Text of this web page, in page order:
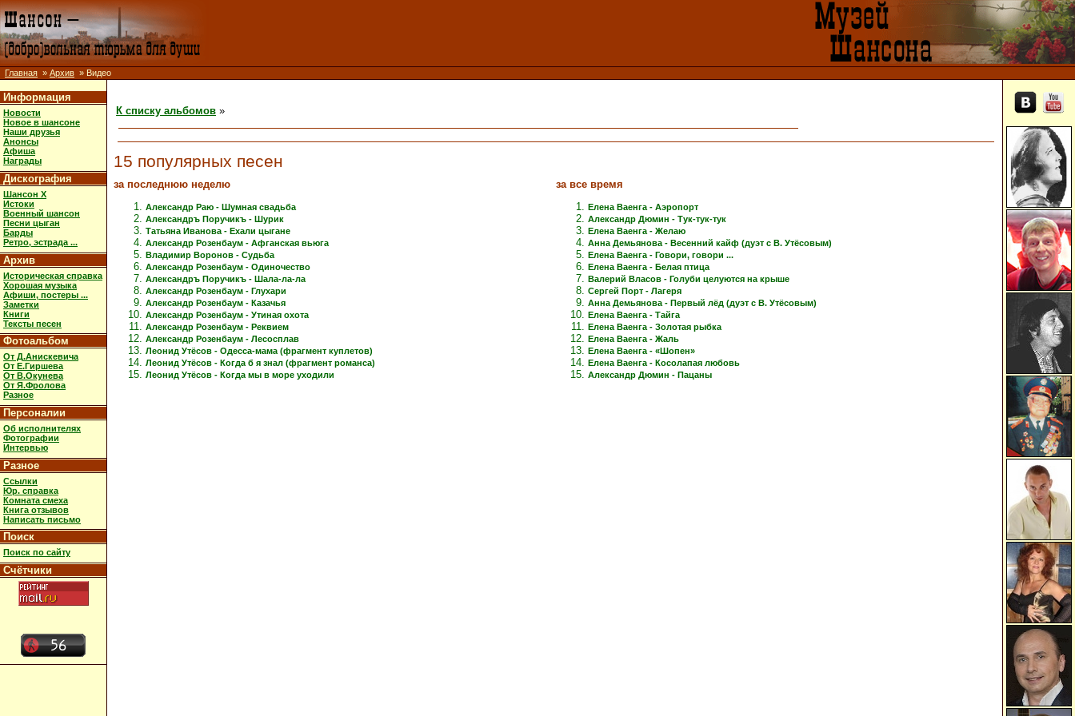
Главная » Архив » Видео
Информация
Новости
Новое в шансоне
Наши друзья
Анонсы
Афиша
Награды
Дискография
Шансон X
Истоки
Военный шансон
Песни цыган
Барды
Ретро, эстрада ...
Архив
Историческая справка
Хорошая музыка
Афиши, постеры ...
Заметки
Книги
Тексты песен
Фотоальбом
От Д.Анискевича
От Е.Гиршева
От В.Окунева
От Я.Фролова
Разное
Персоналии
Об исполнителях
Фотографии
Интервью
Разное
Ссылки
Юр. справка
Комната смеха
Книга отзывов
Написать письмо
Поиск
Поиск по сайту
Счётчики
К списку альбомов »
15 популярных песен
за последнюю неделю
Александр Раю - Шумная свадьба
Александръ Поручикъ - Шурик
Татьяна Иванова - Ехали цыгане
Александр Розенбаум - Афганская вьюга
Владимир Воронов - Судьба
Александр Розенбаум - Одиночество
Александръ Поручикъ - Шала-ла-ла
Александр Розенбаум - Глухари
Александр Розенбаум - Казачья
Александр Розенбаум - Утиная охота
Александр Розенбаум - Реквием
Александр Розенбаум - Лесосплав
Леонид Утёсов - Одесса-мама (фрагмент куплетов)
Леонид Утёсов - Когда б я знал (фрагмент романса)
Леонид Утёсов - Когда мы в море уходили
за все время
Елена Ваенга - Аэропорт
Александр Дюмин - Тук-тук-тук
Елена Ваенга - Желаю
Анна Демьянова - Весенний кайф (дуэт с В. Утёсовым)
Елена Ваенга - Говори, говори ...
Елена Ваенга - Белая птица
Валерий Власов - Голуби целуются на крыше
Сергей Порт - Лагеря
Анна Демьянова - Первый лёд (дуэт с В. Утёсовым)
Елена Ваенга - Тайга
Елена Ваенга - Золотая рыбка
Елена Ваенга - Жаль
Елена Ваенга - «Шопен»
Елена Ваенга - Косолапая любовь
Александр Дюмин - Пацаны